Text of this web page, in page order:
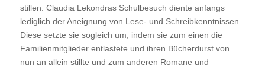
stillen. Claudia Lekondras Schulbesuch diente anfangs
lediglich der Aneignung von Lese- und Schreibkenntnissen.
Diese setzte sie sogleich um, indem sie zum einen die
Familienmitglieder entlastete und ihren Bücherdurst von
nun an allein stillte und zum anderen Romane und